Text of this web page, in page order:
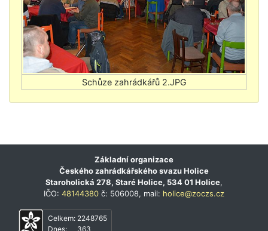
Základní organizace
Českého zahrádkářského svazu Holice
Staroholická 278, Staré Holice, 534 01 Holice,
IČO: 48144380 č: 506008, mail: holice@zoczs.cz
Celkem:
Dnes:
2248765
363